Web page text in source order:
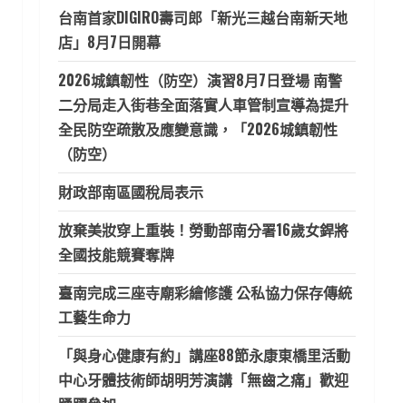
台南首家DIGIRO壽司郎「新光三越台南新天地
店」8月7日開幕
2026城鎮韌性（防空）演習8月7日登場 南警
二分局走入街巷全面落實人車管制宣導為提升
全民防空疏散及應變意識，「2026城鎮韌性
（防空）
財政部南區國稅局表示
放棄美妝穿上重裝！勞動部南分署16歲女銲將
全國技能競賽奪牌
臺南完成三座寺廟彩繪修護 公私協力保存傳統
工藝生命力
「與身心健康有約」講座88節永康東橋里活動
中心牙體技術師胡明芳演講「無齒之痛」歡迎